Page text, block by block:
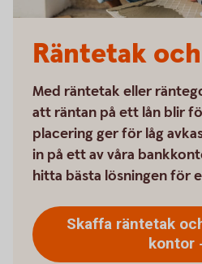
Räntetak
Med räntetak eller
att räntan på ett lån blir
placering ger för låg
in på ett av våra
hitta bästa lösningen för
Skaffa räntetak
kontor